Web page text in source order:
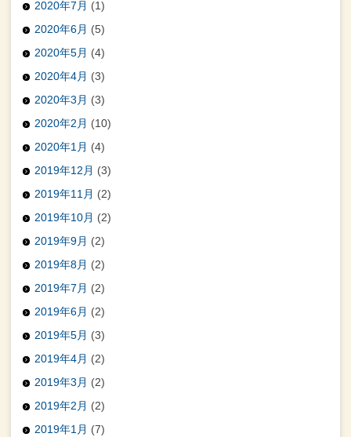
2020年7月 (1)
2020年6月 (5)
2020年5月 (4)
2020年4月 (3)
2020年3月 (3)
2020年2月 (10)
2020年1月 (4)
2019年12月 (3)
2019年11月 (2)
2019年10月 (2)
2019年9月 (2)
2019年8月 (2)
2019年7月 (2)
2019年6月 (2)
2019年5月 (3)
2019年4月 (2)
2019年3月 (2)
2019年2月 (2)
2019年1月 (7)